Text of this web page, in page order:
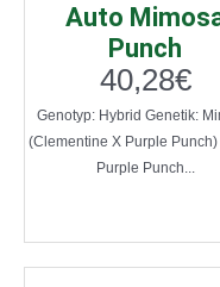
Auto
Punch
40,28€
Genotyp: Hybrid Genetik:
(Clementine X Purple Punch)
Purple Punch...